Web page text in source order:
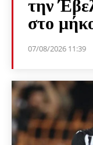
την
στο
07/08/2026 11:39